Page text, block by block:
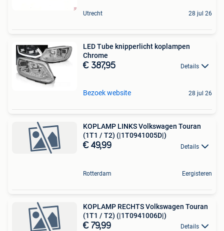
Utrecht 28 jul 26
LED Tube knipperlicht koplampen
Chrome
€ 387,95 Details
Bezoek website 28 jul 26
KOPLAMP LINKS Volkswagen Touran
(1T1 / T2) (|1T0941005D|)
€ 49,99 Details
Rotterdam Eergisteren
KOPLAMP RECHTS Volkswagen Touran
(1T1 / T2) (|1T0941006D|)
€ 79,99 Details